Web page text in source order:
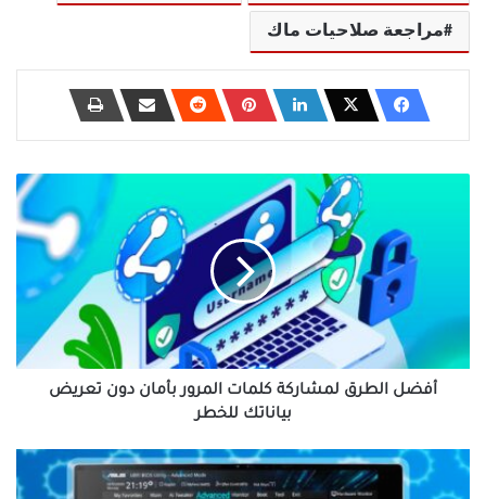
مراجعة صلاحيات ماك
بياناتك
أفضل الطرق لمشاركة كلمات المرور بأمان دون تعريض
بياناتك للخطر
لماذا
أصبحت